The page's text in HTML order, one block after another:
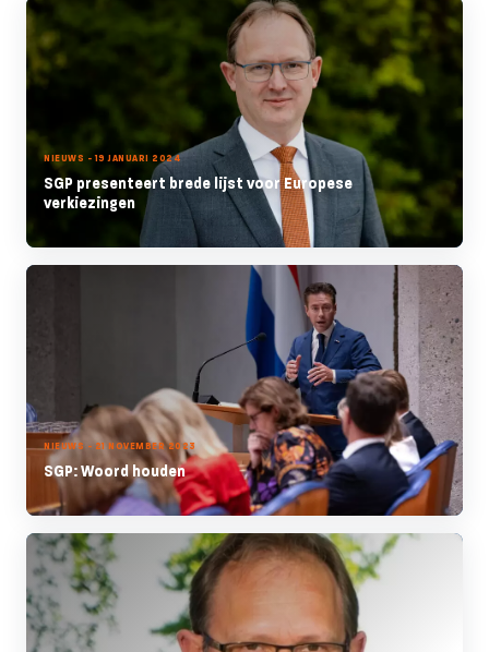
NIEUWS - 19 JANUARI 2024
SGP presenteert brede lijst voor Europese
verkiezingen
NIEUWS - 21 NOVEMBER 2023
SGP: Woord houden